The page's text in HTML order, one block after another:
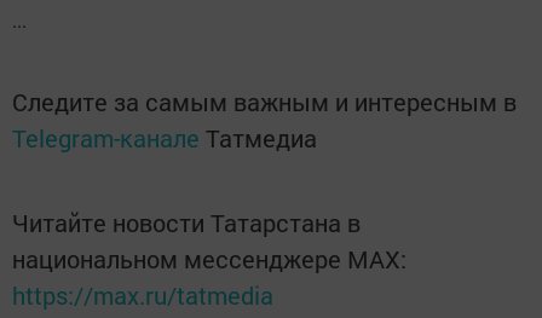
...
Следите за самым важным и интересным в
Telegram-канале Татмедиа
Читайте новости Татарстана в
национальном мессенджере MАХ:
https://max.ru/tatmedia